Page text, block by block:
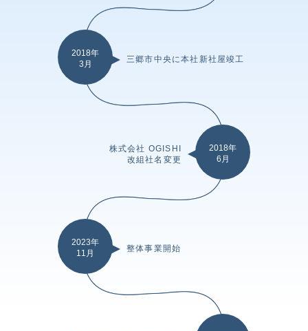
2018年
3月
三郷市中央に本社新社屋竣工
2018年
6月
株式会社 OGISHI
改組社名変更
2023年
11月
整体事業開始